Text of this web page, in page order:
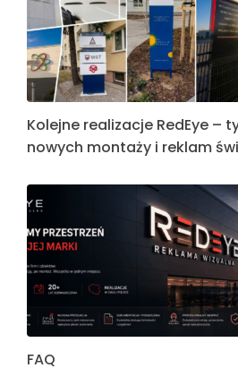
Kolejne realizacje RedEye –
nowych montaży i reklam
FAQ